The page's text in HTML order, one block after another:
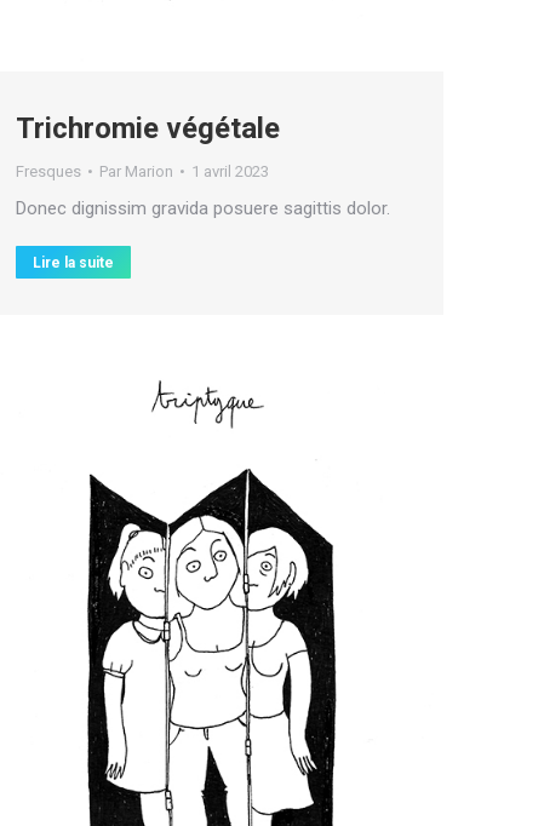
Trichromie végétale
Fresques Par Marion 1 avril 2023
Donec dignissim gravida posuere sagittis dolor.
Lire la suite